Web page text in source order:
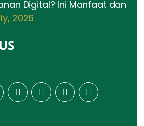
Digital? Ini Manfaat dan
2026